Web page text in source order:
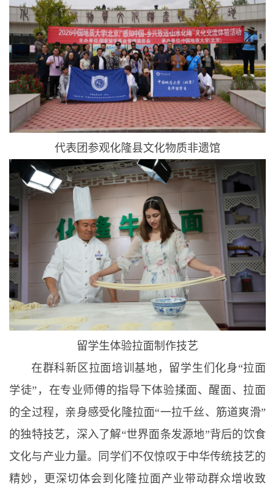
代表团参观化隆县文化物质非遗馆
留学生体验拉面制作技艺
在群科新区拉面培训基地，留学生们化身“拉面
学徒”，在专业师傅的指导下体验揉面、醒面、拉面
的全过程，亲身感受化隆拉面“一拉千丝、筋道爽滑”
的独特技艺，深入了解“世界面条发源地”背后的饮食
文化与产业力量。同学们不仅惊叹于中华传统技艺的
精妙，更深切体会到化隆拉面产业带动群众增收致